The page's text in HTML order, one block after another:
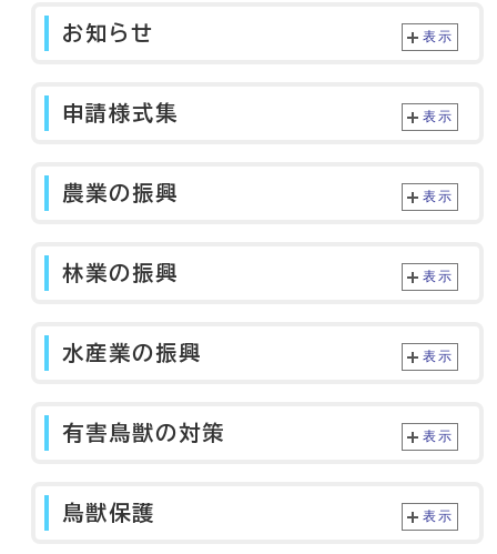
お知らせ 表示
申請様式集 表示
農業の振興 表示
林業の振興 表示
水産業の振興 表示
有害鳥獣の対策 表示
鳥獣保護 表示